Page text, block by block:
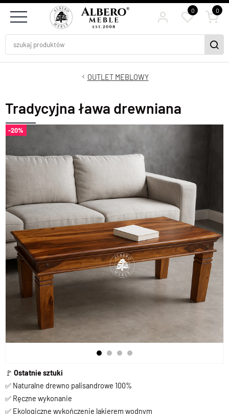
0 0
OUTLET MEBLOWY
-20%
Tradycyjna ława drewniana
🚩 Ostatnie sztuki
✅ Naturalne drewno palisandrowe 100%
✅ Ręczne wykonanie
✅ Ekologiczne wykończenie lakierem wodnym